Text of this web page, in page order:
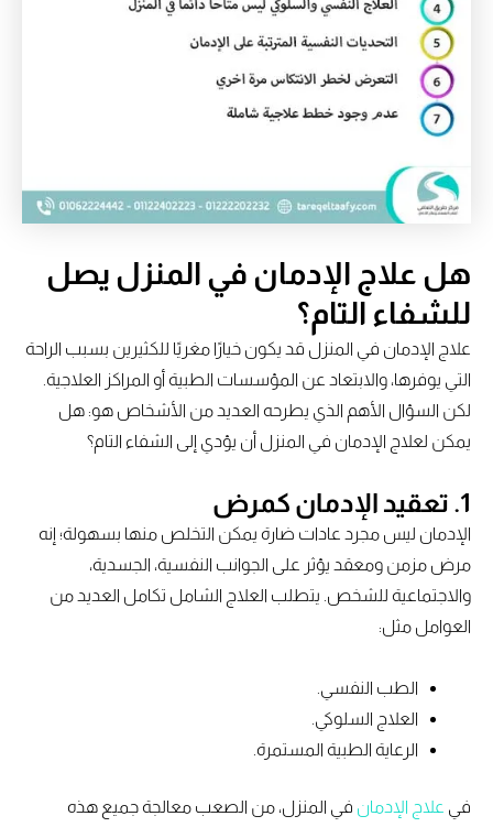
هل علاج الإدمان في المنزل يصل
للشفاء التام؟
علاج الإدمان في المنزل قد يكون خيارًا مغريًا للكثيرين بسبب الراحة
التي يوفرها، والابتعاد عن المؤسسات الطبية أو المراكز العلاجية.
لكن السؤال الأهم الذي يطرحه العديد من الأشخاص هو: هل
يمكن لعلاج الإدمان في المنزل أن يؤدي إلى الشفاء التام؟
الإدمان ليس مجرد عادات ضارة يمكن التخلص منها بسهولة؛ إنه
مرض مزمن ومعقد يؤثر على الجوانب النفسية، الجسدية،
والاجتماعية للشخص. يتطلب العلاج الشامل تكامل العديد من
العوامل مثل:
الطب النفسي.
العلاج السلوكي.
الرعاية الطبية المستمرة.
في علاج الإدمانفي المنزل، من الصعب معالجة جميع هذه